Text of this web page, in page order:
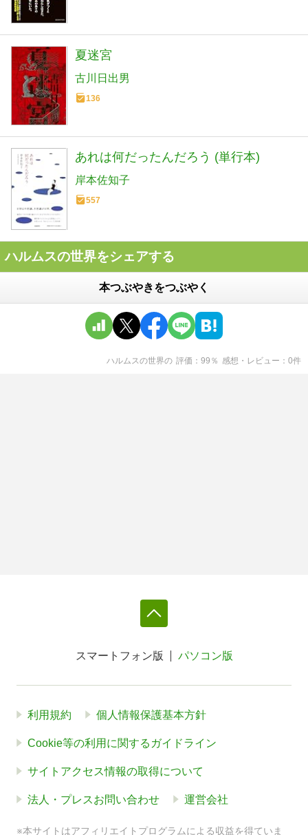
夏迷宮
古川日出男
136
あれは何だったんだろう (単行本)
岸本佐知子
557
ハルムスの世界をシェアする
本つぶやきをつぶやく
ハルムスの世界の 評価 99 ％ 感想・レビュー 0件
スマートフォン版 パソコン版
利用規約 個人情報保護基本方針
Cookie等の利用に関するガイドライン
サイトアクセス情報の取得について
法人・プレスお問い合わせ 運営会社
※本サイトはアフィリエイトプログラムによる収益を得ていま